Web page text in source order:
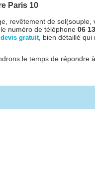
Paris 10
revêtement de sol(souple,
numéro de téléphone 06
gratuit, bien détaillé qui
le temps de répondre